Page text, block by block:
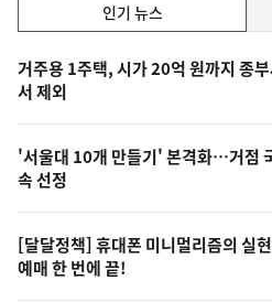
기,
최
신,
오
늘
의
영
상
인기 뉴스
기
뉴
스
거주용 1주택, 시가 20억 원까지 종
서 제외
'서울대 10개 만들기' 본격화…거점
속 선정
[달달정책] 휴대폰 미니멀리즘의 실
예매 한 번에 끝!